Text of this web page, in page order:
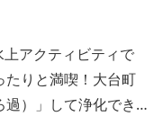
アクティビティで
たりと満喫！大台町
）」して浄化でき
が運営する